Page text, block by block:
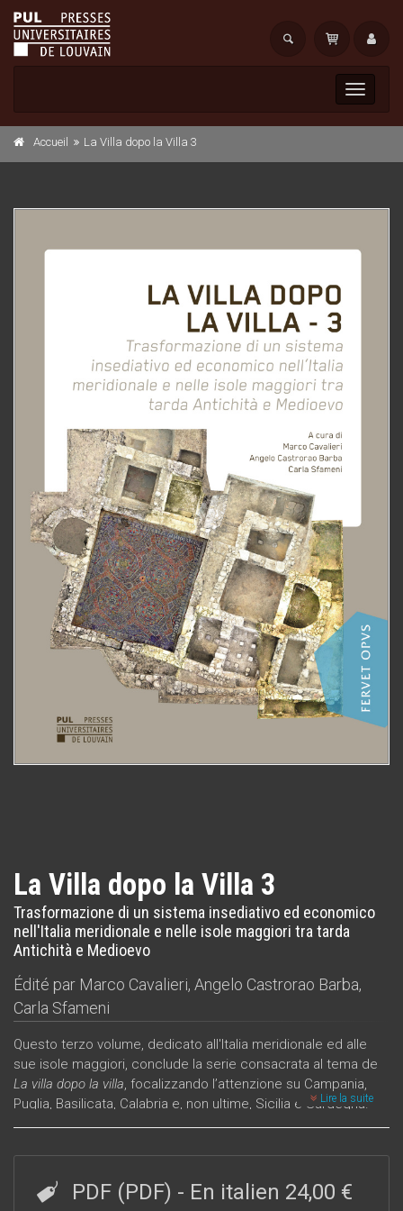
Toggle
Accueil La Villa dopo la Villa 3
La Villa dopo la Villa 3
Trasformazione di un sistema insediativo ed economico
nell'Italia meridionale e nelle isole maggiori tra tarda
Antichità e Medioevo
Édité par Marco Cavalieri, Angelo Castrorao Barba,
Carla Sfameni
Questo terzo volume, dedicato all'Italia meridionale ed alle
sue isole maggiori, conclude la serie consacrata al tema de
La villa dopo la villa, focalizzando l’attenzione su Campania,
Puglia, Basilicata, Calabria e, non ultime, Sicilia e Sardegna.
L’opera mira a presentare, aggiornare e discutere lo stato
modelli interpretativi del fenomeno dell’occupazione delle
ville durante la tarda Antichità e delle successive fasi di riuso
Lire la suite
PDF (PDF) - En italien 24,00 €